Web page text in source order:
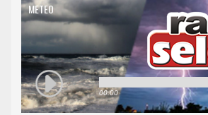
METEO
00:00